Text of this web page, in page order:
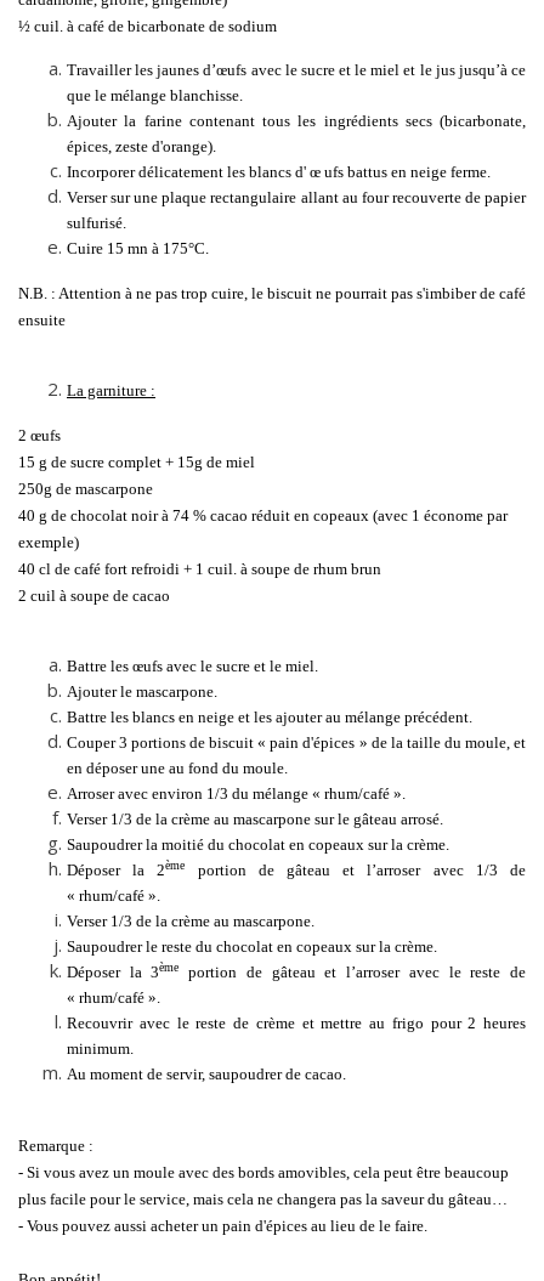
½ cuil. à café de bicarbonate de sodium
Travailler les jaunes d’œufs avec le sucre et le miel et le jus jusqu’à ce
que le mélange blanchisse.
Ajouter la farine contenant tous les ingrédients secs (bicarbonate,
épices, zeste d'orange).
Incorporer délicatement les blancs d' œ ufs battus en neige ferme.
Verser sur une plaque rectangulaire allant au four recouverte de papier
sulfurisé.
Cuire 15 mn à 175°C.
N.B. : Attention à ne pas trop cuire, le biscuit ne pourrait pas s'imbiber de café
ensuite
La garniture :
2 œufs
15 g de sucre complet + 15g de miel
250g de mascarpone
40 g de chocolat noir à 74 % cacao réduit en copeaux (avec 1 économe par
exemple)
40 cl de café fort refroidi + 1 cuil. à soupe de rhum brun
2 cuil à soupe de cacao
Battre les œufs avec le sucre et le miel.
Ajouter le mascarpone.
Battre les blancs en neige et les ajouter au mélange précédent.
Couper 3 portions de biscuit « pain d'épices » de la taille du moule, et
en déposer une au fond du moule.
Arroser avec environ 1/3 du mélange « rhum/café ».
Verser 1/3 de la crème au mascarpone sur le gâteau arrosé.
Saupoudrer la moitié du chocolat en copeaux sur la crème.
Déposer la 2ème
portion de gâteau et l’arroser avec 1/3 de
« rhum/café ».
Verser 1/3 de la crème au mascarpone.
Saupoudrer le reste du chocolat en copeaux sur la crème.
Déposer la 3ème
portion de gâteau et l’arroser avec le reste de
« rhum/café ».
Recouvrir avec le reste de crème et mettre au frigo pour 2 heures
minimum.
Au moment de servir, saupoudrer de cacao.
Remarque :
- Si vous avez un moule avec des bords amovibles, cela peut être beaucoup
plus facile pour le service, mais cela ne changera pas la saveur du gâteau…
- Vous pouvez aussi acheter un pain d'épices au lieu de le faire.